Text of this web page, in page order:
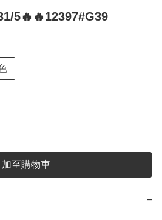
加至購物車
−